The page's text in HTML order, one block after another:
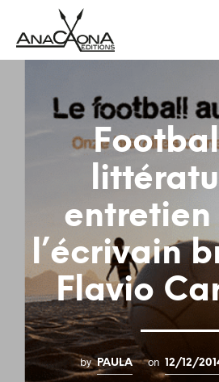
entretien
l’écrivain
Flavio
by PAULA on 12/12/